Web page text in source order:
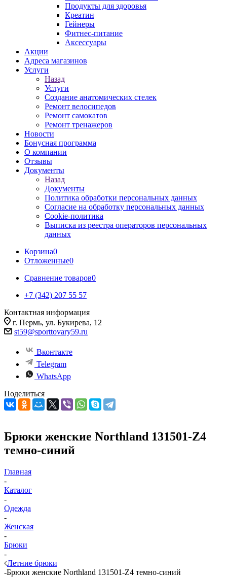
Продукты для здоровья
Креатин
Гейнеры
Фитнес-питание
Аксессуары
Акции
Адреса магазинов
Услуги
Назад
Услуги
Создание анатомических стелек
Ремонт велосипедов
Ремонт самокатов
Ремонт тренажеров
Новости
Бонусная программа
О компании
Отзывы
Документы
Назад
Документы
Политика обработки персональных данных
Согласие на обработку персональных данных
Cookie-политика
Выписка из реестра операторов персональных
данных
Корзина0
Отложенные0
Сравнение товаров0
+7 (342) 207 55 57
Контактная информация
г. Пермь, ул. Букирева, 12
st59@sporttovary59.ru
Вконтакте
Telegram
WhatsApp
Поделиться
Брюки женские Northland 131501-Z4
темно-синий
Главная
-
Каталог
-
Одежда
-
Женская
-
Брюки
-
Летние брюки
-Брюки женские Northland 131501-Z4 темно-синий